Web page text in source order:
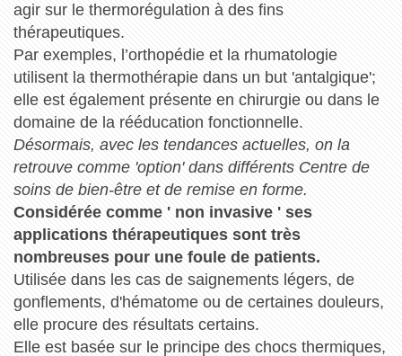
agir sur le thermorégulation à des fins
thérapeutiques.
Par exemples, l’orthopédie et la rhumatologie
utilisent la thermothérapie dans un but 'antalgique';
elle est également présente en chirurgie ou dans le
domaine de la rééducation fonctionnelle.
Désormais, avec les tendances actuelles, on la
retrouve comme 'option' dans différents Centre de
soins de bien-être et de remise en forme.
Considérée comme ' non invasive ' ses
applications thérapeutiques sont très
nombreuses pour une foule de patients.
Utilisée dans les cas de saignements légers, de
gonflements, d'hématome ou de certaines douleurs,
elle procure des résultats certains.
Elle est basée sur le principe des chocs thermiques,